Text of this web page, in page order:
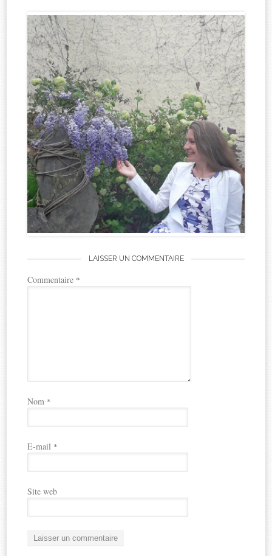
LAISSER UN COMMENTAIRE
Commentaire *
Nom *
E-mail *
Site web